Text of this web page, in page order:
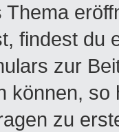
findest du
zur
können,
zu